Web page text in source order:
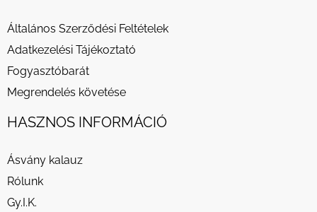
Általános Szerződési Feltételek
Adatkezelési Tájékoztató
Fogyasztóbarát
Megrendelés követése
HASZNOS INFORMÁCIÓ
Ásvány kalauz
Rólunk
Gy.I.K.